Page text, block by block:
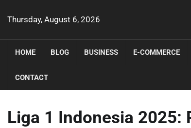
Thursday, August 6, 2026
HOME BLOG BUSINESS E-COMMERCE
CONTACT
Liga 1 Indonesia 2025: